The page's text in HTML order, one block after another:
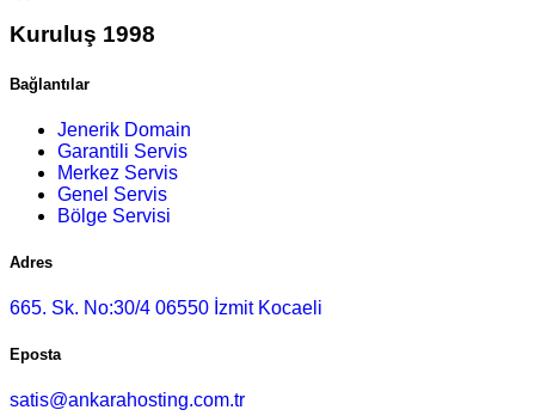
Kuruluş 1998
Bağlantılar
Jenerik Domain
Garantili Servis
Merkez Servis
Genel Servis
Bölge Servisi
Adres
665. Sk. No:30/4 06550 İzmit Kocaeli
Eposta
satis@ankarahosting.com.tr